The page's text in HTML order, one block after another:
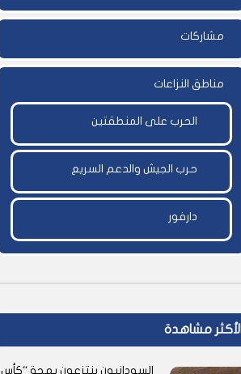
مشاركات
مناطق النزاعات
الحرب على المنطقتين
حرب الجيش والدعم السريع
دارفور
مشاهدة
السودانيون ينتزعون بهجة “كأس